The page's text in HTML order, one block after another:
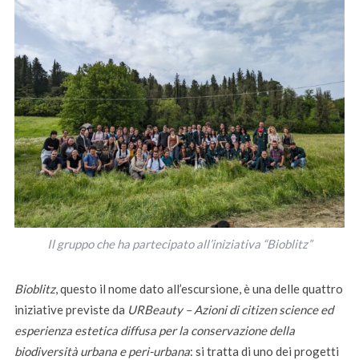
Il gruppo che ha partecipato all’iniziativa “Bioblitz”
Bioblitz, questo il nome dato all’escursione, è una delle quattro
iniziative previste da URBeauty – Azioni di citizen science ed
esperienza estetica diffusa per la conservazione della
biodiversità urbana e peri-urbana: si tratta di uno dei progetti